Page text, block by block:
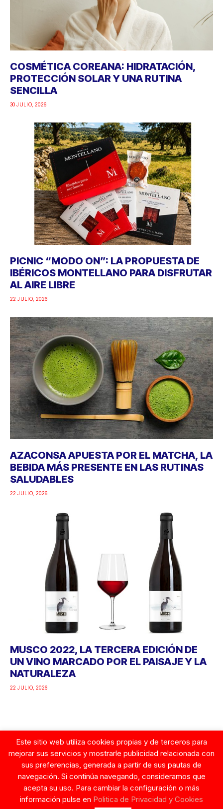
COSMÉTICA COREANA: HIDRATACIÓN,
PROTECCIÓN SOLAR Y UNA RUTINA
SENCILLA
30 JULIO, 2026
PICNIC “MODO ON”: LA PROPUESTA DE
IBÉRICOS MONTELLANO PARA DISFRUTAR
AL AIRE LIBRE
22 JULIO, 2026
AZACONSA APUESTA POR EL MATCHA, LA
BEBIDA MÁS PRESENTE EN LAS RUTINAS
SALUDABLES
22 JULIO, 2026
MUSCO 2022, LA TERCERA EDICIÓN DE
UN VINO MARCADO POR EL PAISAJE Y LA
NATURALEZA
22 JULIO, 2026
Google
© Copyright 2026. Tentaciones de Mujer.
Este sitio web utiliza cookies propias y de terceros para
mejorar sus servicios y mostrarle publicidad relacionada con
sus preferencias, generada a partir de sus pautas de
navegación. Si continúa navegando, consideramos que
acepta su uso. Para cambiar la configuración o más
información pulse en Politica de Privacidad y Cookies